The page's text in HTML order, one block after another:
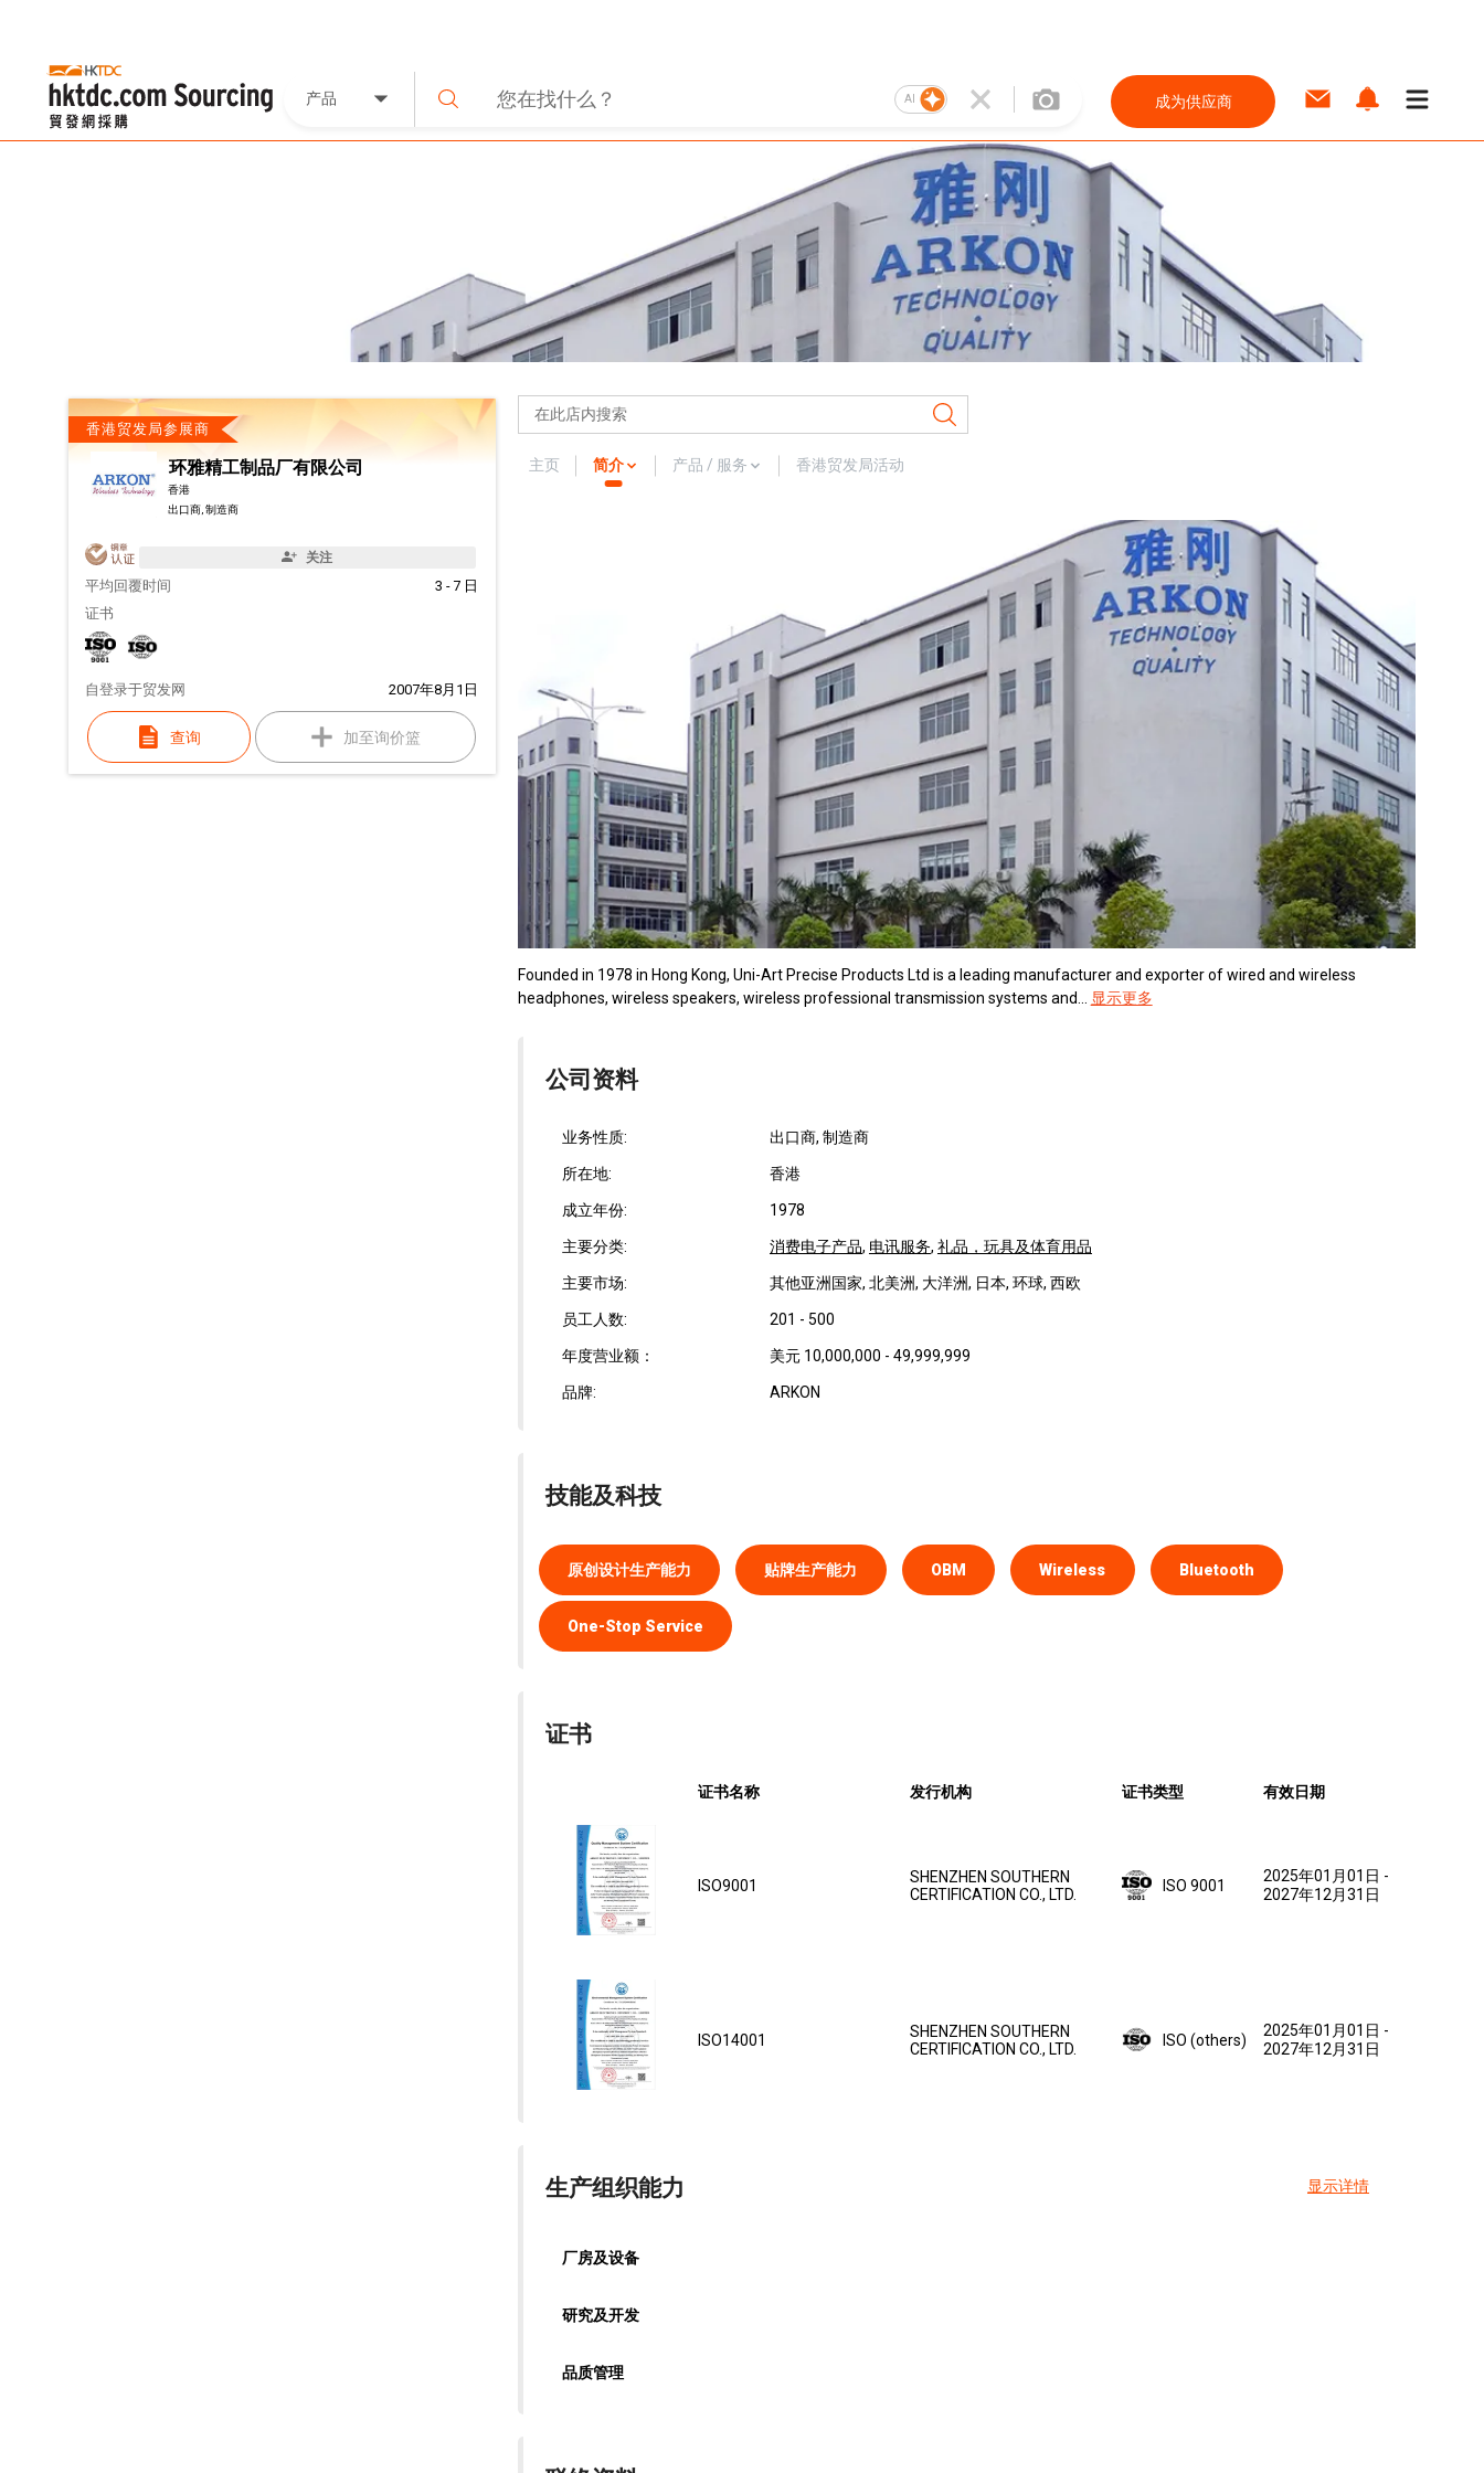
产品 AI 成为供应商
香港贸发局参展商
环雅精工制品厂有限公司
香港
出口商, 制造商
关注
平均回覆时间
3 - 7 日
证书
自 2007年8月1日
登录于贸发网
查询 加至询价篮
主页 简介 产品 / 服务 香港贸发局活动
Founded in 1978 in Hong Kong, Uni-Art Precise Products Ltd is a leading manufacturer and exporter of wired and wireless
headphones, wireless speakers, wireless professional transmission systems and...
显示更多
公司资料
业务性质: 出口商, 制造商
所在地: 香港
成立年份: 1978
主要分类: 消费电子产品, 电讯服务, 礼品，玩具及体育用品
主要市场: 其他亚洲国家, 北美洲, 大洋洲, 日本, 环球, 西欧
员工人数: 201 - 500
年度营业额： 美元 10,000,000 - 49,999,999
品牌: ARKON
技能及科技
原创设计生产能力 贴牌生产能力 OBM Wireless Bluetooth
One-Stop Service
证书
证书名称 发行机构 证书类型 有效日期
ISO9001
SHENZHEN SOUTHERN
CERTIFICATION CO., LTD.
ISO 9001
2025年01月01日 -
2027年12月31日
ISO14001
SHENZHEN SOUTHERN
CERTIFICATION CO., LTD.
ISO (others)
2025年01月01日 -
2027年12月31日
生产组织能力 显示详情
厂房及设备
研究及开发
品质管理